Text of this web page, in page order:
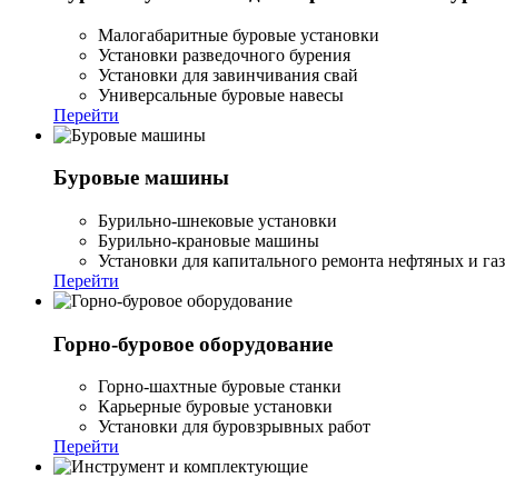
Малогабаритные буровые установки
Установки разведочного бурения
Установки для завинчивания свай
Универсальные буровые навесы
Перейти
Буровые машины
Бурильно-шнековые установки
Бурильно-крановые машины
Установки для капитального ремонта нефтяных и
Перейти
Горно-буровое оборудование
Горно-шахтные буровые станки
Карьерные буровые установки
Установки для буровзрывных работ
Перейти